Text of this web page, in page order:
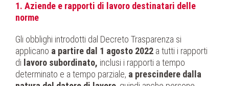
1. Aziende e rapporti di lavoro destinatari delle
norme
Gli obblighi introdotti dal Decreto Trasparenza si
applicano a partire dal 1 agosto 2022 a tutti i rapporti
di lavoro subordinato, inclusi i rapporti a tempo
determinato e a tempo parziale, a prescindere dalla